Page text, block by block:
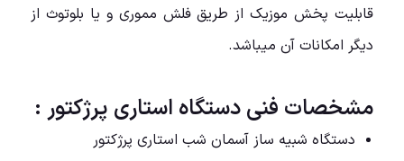
قابلیت پخش موزیک از طریق فلش مموری و یا بلوتوث از
دیگر امکانات آن میباشد.
مشخصات فنی دستگاه استاری پرژکتور :
دستگاه شبیه ساز آسمان شب استاری پرژکتور